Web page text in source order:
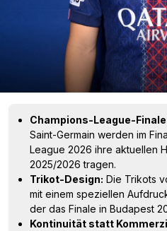
Champions-League-
Saint-Germain werden im
League 2026 ihre aktuellen
2025/2026 tragen.
Trikot-Design: Die Trikots
mit einem speziellen
der das Finale in Budapest
Kontinuität statt